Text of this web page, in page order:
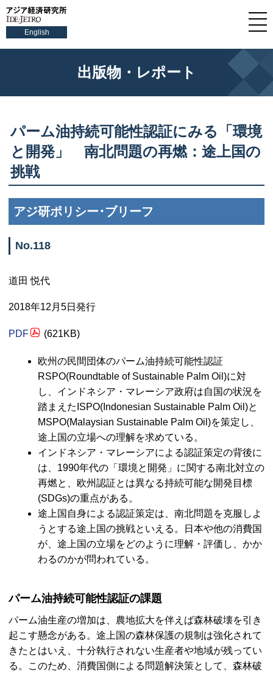
English
出版物・レポート
パーム油持続可能性認証にみる「環境
と開発」 南北問題の再燃：途上国の
挑戦
アジ研ポリシー･ブリーフ
No.118
道田 悦代
2018年12月5日発行
PDF (621KB)
欧州の民間団体のパーム油持続可能性認証
RSPO(Roundtable of Sustainable Palm Oil)に対
し、インドネシア・マレーシア政府は自国の状況を
踏まえたISPO(Indonesian Sustainable Palm Oil)と
MSPO(Malaysian Sustainable Palm Oil)を策定し、
途上国の立場への理解を求めている。
インドネシア・マレーシアによる認証策定の背後に
は、1990年代の「環境と開発」に関する南北対立の
再燃と、欧州認証とは異なる持続可能な開発目標
(SDGs)の重点がある。
途上国自身による認証策定は、南北問題を克服しよ
うとする途上国の挑戦といえる。日本や他の消費国
が、途上国の立場をどのように理解・評価し、かか
わるのかが問われている。
パーム油持続可能性認証の課題
パーム油生産の増加は、農地拡大を伴えば森林破壊を引き
起こす懸念がある。途上国の森林保護の規制は強化されて
きたとはいえ、十分執行されない生産者や地域が残ってい
る。このため、消費国側による問題解決策として、森林破